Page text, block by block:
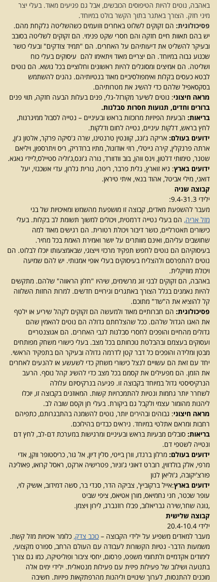
באהבה, נוטים להיות הטיפוסים הכובשים, אבל גם פגיעים מאוד. בעלי יצר
מיני חזק. הצורך באתגר בתוך הקשר בולט במיוחד.
פסיכולוגית: הם זקוקים לשלוט באחרים וזועמים כשהשליטה נלקחת מהם.
יש בהם תאוות חיים חזקה והם חסרי שקט פנימי. הם זקוקים לשליטה בסובב
ובעיקר להשליט את דיעותיהם על האחרים. הם "תמיד צודקים" ובעלי כושר
שכנוע גבוה במיוחד. הם יצריים מאוד ויתאימו להם עיסוקים בעלי כוח
ושליטה. הם אמיצים ומסוגלים להיות ראשונים וחלוציים בכל נושא. הם נוטים
לבטא כעסים בקלות ואימפולסיביים מאוד בנטיותיהם. נהנים להשתמש
בסקסאפיל שלהם כדי להשיג את מטרותיהם.
מראה חיצוני: נוטים לשיער מקורזל-גלי, פנים בעלות הבעה חזקה, תווי פנים
ברורים וחדים, תנועות חסרות סבלנות.
בריאות: הבעיות הפיזיות מרוכזות בראש ובעיניים – נטייה לסבול ממיגרנות,
לחץ בראש, דלקות עיניים, נטייה לחום ודלקות.
ידועים בעולם: אריקה ג'ונג, קוונטין טרנטינו, שרה ג'סיקה פרקר, אלטון ג'ון,
ארתה פרנקלין, קירה נייטלי, רוזי אודונול, מתיו ברודריק, ריס ויתרספון, ויליאם
שטנר, טימותי דלטון, וינס ווהן, בוב וודוורד, נורה ג'ונס,ג'וליה סטיילס,ליידי גאגא.
ידועים בארץ: גיא זוארץ, גלית פרבר, ריטה, נורית גלרון, עדי אשכנזי, יעל
דואני, מילי אביטל, אהוד בנאי, איתי טיראן.
קבוצה שניה
ילידי 9.4-31.3:
מעבר להשפעת מאדים, קבוצה זו מושפעת מהשמש ומאיכויות של בני
מזל אריה, הם בעלי נטייה דרמטית, ויכולים למשוך תשומת לב בקלות. בעלי
כישורים תאטרליים, כושר דיבור ויכולת רטורית. הם רגישים מאוד למה
שחושבים עליהם, ואינם מוותרים על יושר ואמירת האמת בכל מחיר.
בעיסוקיהם הם נוטים לחפש תפקיד מרכזי וייצוגי, שבאמצעותו יוכלו לבלוט. הם
נוטים להתפרסם ולהצליח בעיסוקים בעלי אופי אמנותי. יש להם שמיעה
ויכולת מוזיקלית.
באהבה, הם זקוקים לבני זוג מרשימים, שיהיו "חלון הראווה" שלהם. מתקשים
להיות נאמנים בגלל הצורך באתגרים וגירויים חדשים. למרות החזות השלווה
קל להוציא את ה"שד" מתוכם.
פסיכולוגית: הם חברותיים מאוד ולמעשה הם זקוקים לקהל שיריע או ילטף
את האגו הגדול שלהם. ככל שהצלחתם גדולה הם נוטים להאמין שהם
גדולים מהחיים והופכים לחסרי סבלנות לגבי האחרים. הם אגוצנטריים
ועסוקים בעצמם ובהבלטת נוכחותם בכל מצב. בעלי כישורי משחק מפותחים
מבטן ומלידה והופכים כל דבר קטן לדרמה גדולה ובעיקר הם בתפקיד הראשי.
יחד עם זאת הם עשויים לנצל כישורי משחק כדי לשעשע או להנעים לאחרים
את הזמן. הם מפעילים את קסמם בכל מצב כדי להשיג קהל נוסף. הרעב
הנרקיסיסטי גדול במיוחד בקבוצה זו. פגיעה בנרקיסיזם עלולה
לשחרר יותר גחמות ונטיות להתמכרויות קשות. המאוזנים בקבוצה זו, יוכלו
ליהנות מהומור עצמי ולקבל גם ביקורת. בעלי חן וקסם שובה לב.
מראה חיצוני: גבוהים ובהירים יותר, נוטים להשמנה בהתבגרותם, כתפיהם
רחבות ומראם אתלטי במיוחד. ניראים כבדים בהילוכם.
בריאות: סובלים מבעיות בראש ובעיניים ומרגישות במערכת דם-לב, לחץ דם
ונטייה לשטפי דם.
ידועים בעולם: מרלון ברנדו, וורן בייטי, סלין דיון, אל גור, כריסטופר ווקן, אדי
מרפי, אלק בולדווין, רוברט דאוני ג'וניור, פטרישיה ארקט, ראסל קרואו, פאולינה
פורצ'יקובה, ג'וליאן לנון
ידועים בארץ:אייל ברקוביץ', צביקה הדר, סנדי בר, סשה דמידוב, אושיק לוי,
עופר שכטר, חני נחמיאס, מורן אטיאס, ציפי שביט
,נוגה שחר,שירה גבריאלוב, פבלו רוזנברג, לירון ויצמן.
קבוצה שלישית
ילידי 20.4-10.4
מעבר למאדים משפיע על ילידי הקבוצה – כוכב צדק, כלומר איכויות מזל קשת.
משמעות הדבר- נטיות הקשורות לעבודה עם העולם הרחב, ספורט מקצועי,
לימודים אקדמיים ולתחומי משפט, פרסום, יחסי ציבור ופוליטיקה, כמו גם צורך
בתנועה ושילוב של פעילות פיזית עם פעילות מנטאלית. ילידי ימים אלה
מוכנים להתנסות, לערוך שינויים וליהנות מהרפתקאות פיזיות. חשיבה